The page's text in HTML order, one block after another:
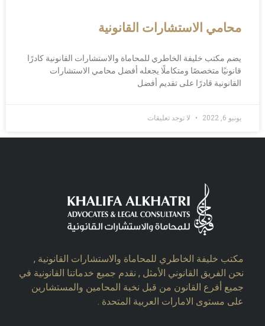
محامي الاستشارات القانونية
يضم مكتب خليفة الخاطري للمحاماة والاستشارات القانونية كادرًا
قانونيًا متخصصًا ومتكاملًا يجعله أفضل محامي الاستشارات
القانونية قادرًا على تقديم أفضل
يونيو 6, 2022 لا توجد تعليقات
مكتب خليفة الخاطري للمحاماة والاستشارات القانونية ,
نحن الفريق القانوني الأمثل , نقدم جميع خدماتنا القانونية في
جميع أفرع القانون من قبل نخبة المحامين والمستشارين
على مستوى الامارات العربية المتحدة .